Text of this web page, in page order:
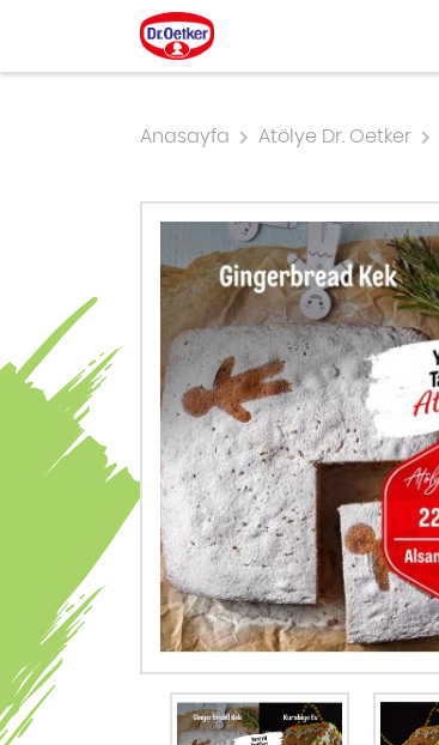
GIDA ÜRÜNLERI
DR. OETKER ÖZEL SERISI
MAYALILAR, ÇÖREKLER
TART, TURTA, PAY
Anasayfa Atölye Dr. Oetker